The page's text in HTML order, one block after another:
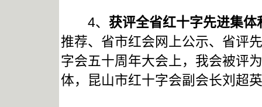
4、 获评全省红十字先进集体
推荐、省市红会网上公示、省评
字会五十周年大会上，我会被评
体，昆山市红十字会副会长刘超